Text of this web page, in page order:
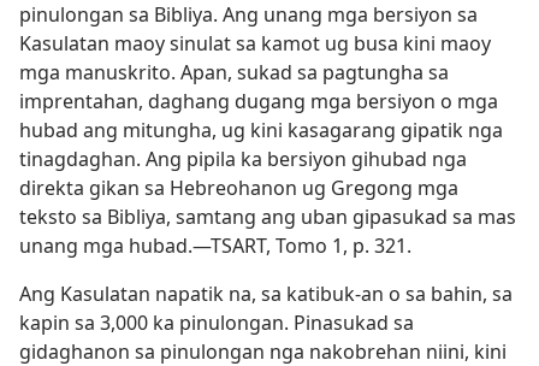
pinulongan sa Bibliya. Ang unang mga bersiyon sa
Kasulatan maoy sinulat sa kamot ug busa kini maoy
mga manuskrito. Apan, sukad sa pagtungha sa
imprentahan, daghang dugang mga bersiyon o mga
hubad ang mitungha, ug kini kasagarang gipatik nga
tinagdaghan. Ang pipila ka bersiyon gihubad nga
direkta gikan sa Hebreohanon ug Gregong mga
teksto sa Bibliya, samtang ang uban gipasukad sa mas
unang mga hubad.​—TSART, Tomo 1, p. 321.
Ang Kasulatan napatik na, sa katibuk-an o sa bahin, sa
kapin sa 3,000 ka pinulongan. Pinasukad sa
gidaghanon sa pinulongan nga nakobrehan niini, kini